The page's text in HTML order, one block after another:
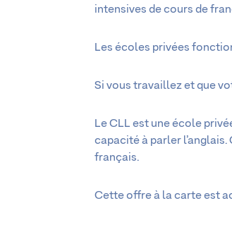
intensives de cours de
Les écoles privées
Si vous travaillez et que
Le CLL est une école
capacité à parler
français.
Cette offre à la carte est